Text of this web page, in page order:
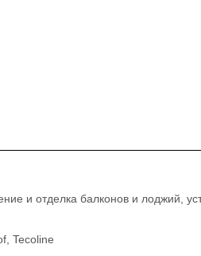
и отделка балконов и лоджий,
Tecoline